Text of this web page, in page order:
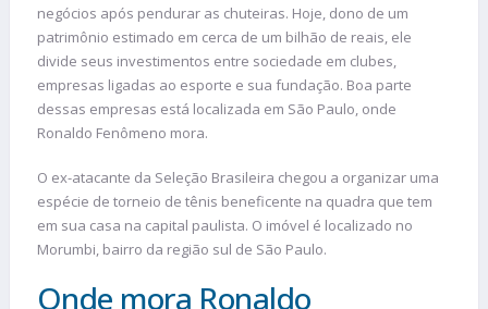
negócios após pendurar as chuteiras. Hoje, dono de um
patrimônio estimado em cerca de um bilhão de reais, ele
divide seus investimentos entre sociedade em clubes,
empresas ligadas ao esporte e sua fundação. Boa parte
dessas empresas está localizada em São Paulo, onde
Ronaldo Fenômeno mora.
O ex-atacante da Seleção Brasileira chegou a organizar uma
espécie de torneio de tênis beneficente na quadra que tem
em sua casa na capital paulista. O imóvel é localizado no
Morumbi, bairro da região sul de São Paulo.
Onde mora Ronaldo